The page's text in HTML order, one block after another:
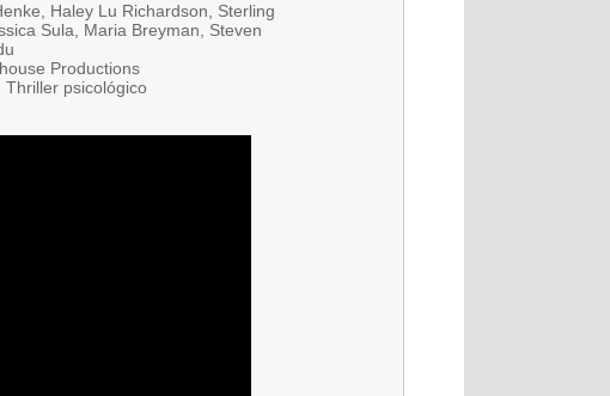
Haley Lu Richardson, Sterling
Sula, Maria Breyman, Steven
Productions
psicológico